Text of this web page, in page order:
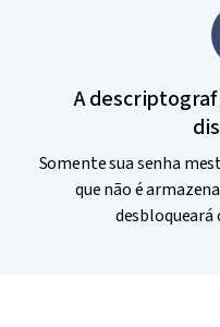
A
Somente sua senha
que não é
desbloqueará